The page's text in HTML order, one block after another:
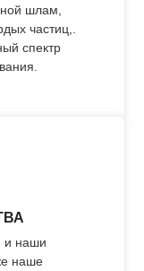
шлам,
частиц,.
спектр
и наши
наше